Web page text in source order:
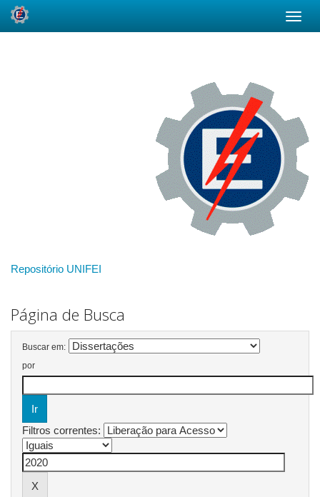
Repositório UNIFEI
Página de Busca
Buscar em:
por
Filtros correntes: